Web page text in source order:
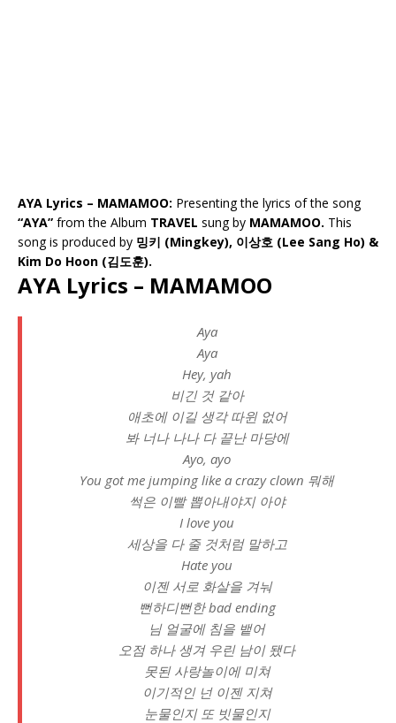
AYA Lyrics – MAMAMOO: Presenting the lyrics of the song
“AYA” from the Album TRAVEL sung by MAMAMOO. This
song is produced by 밍키 (Mingkey), 이상호 (Lee Sang Ho) &
Kim Do Hoon (김도훈).
AYA Lyrics – MAMAMOO
Aya
Aya
Hey, yah
비긴 것 같아
애초에 이길 생각 따윈 없어
봐 너나 나나 다 끝난 마당에
Ayo, ayo
You got me jumping like a crazy clown 뭐해
썩은 이빨 뽑아내야지 아야
I love you
세상을 다 줄 것처럼 말하고
Hate you
이젠 서로 화살을 겨눠
뻔하디뻔한 bad ending
님 얼굴에 침을 뱉어
오점 하나 생겨 우린 남이 됐다
못된 사랑놀이에 미쳐
이기적인 넌 이젠 지쳐
눈물인지 또 빗물인지